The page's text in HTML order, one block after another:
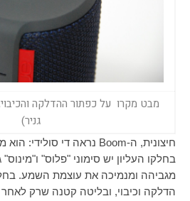
גניר)
חיצונית, ה-Boom נראה די סולידי: הוא
בחלקו העליון יש סימוני "פלוס"
מגביהה ומנמיכה את עוצמת השמע.
הדלקה וכיבוי, ובליטה קטנה שרק